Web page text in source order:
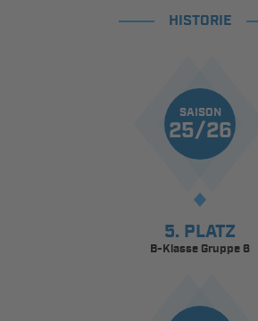
HISTORIE
SAISON
25/26
5. PLATZ
B-Klasse Gruppe 6